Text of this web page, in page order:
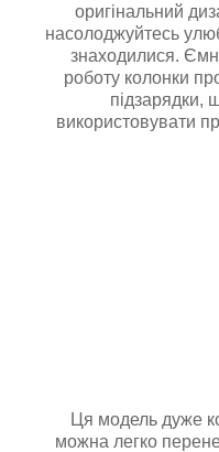
оригінальний
насолоджуйтесь
знаходилися.
роботу колонки
підзарядки,
використовувати
Ця модель дуже
можна легко